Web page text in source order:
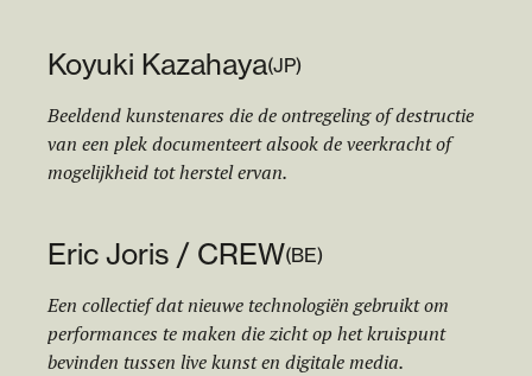
Koyuki Kazahaya(JP)
Beeldend kunstenares die de ontregeling of destructie
van een plek documenteert alsook de veerkracht of
mogelijkheid tot herstel ervan.
Eric Joris / CREW(BE)
Een collectief dat nieuwe technologiën gebruikt om
performances te maken die zicht op het kruispunt
bevinden tussen live kunst en digitale media.